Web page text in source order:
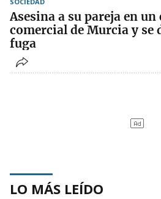
Asesina a su pareja en un
comercial de Murcia y se
fuga
LO MÁS LEÍDO